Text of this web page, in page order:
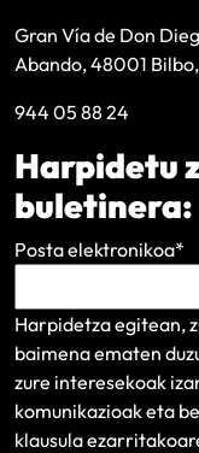
Gran Vía de Don
Abando, 48001
944 05 88 24
Harpidetu
buletinera:
Posta elektronikoa*
Harpidetza egitean,
baimena ematen
zure interesekoak
komunikazioak eta
klausula